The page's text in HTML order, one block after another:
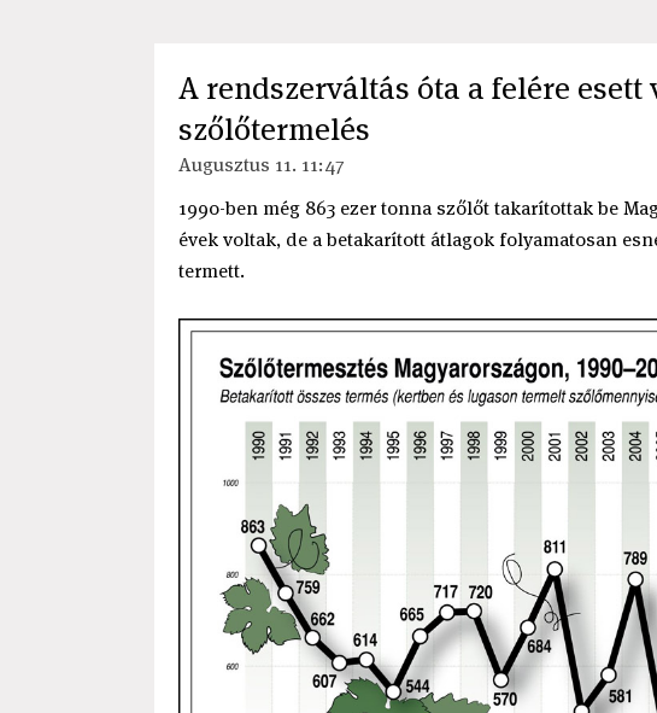
A rendszerváltás óta a felére esett
szőlőtermelés
Augusztus 11. 11:47
1990-ben még 863 ezer tonna szőlőt takarítottak be
évek voltak, de a betakarított átlagok folyamatosan
termett.